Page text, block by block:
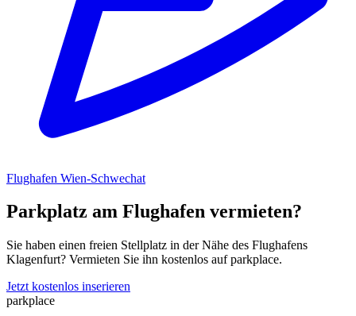
Flughafen Wien-Schwechat
Parkplatz am Flughafen vermieten?
Sie haben einen freien Stellplatz in der Nähe des Flughafens
Klagenfurt? Vermieten Sie ihn kostenlos auf parkplace.
Jetzt kostenlos inserieren
parkplace